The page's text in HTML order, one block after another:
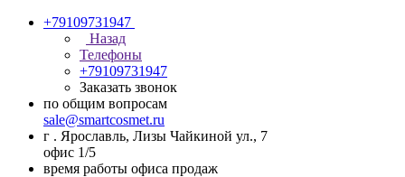
+79109731947
Назад
Телефоны
+79109731947
Заказать звонок
по общим вопросам
sale@smartcosmet.ru
г . Ярославль, Лизы Чайкиной ул., 7
офис 1/5
время работы офиса продаж